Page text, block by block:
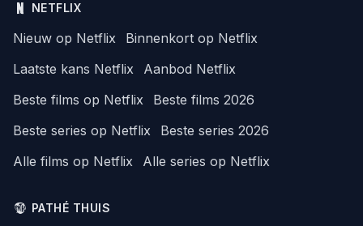
NETFLIX
Nieuw op Netflix
Binnenkort op Netflix
Laatste kans Netflix
Aanbod Netflix
Beste films op Netflix
Beste films 2026
Beste series op Netflix
Beste series 2026
Alle films op Netflix
Alle series op Netflix
PATHÉ THUIS